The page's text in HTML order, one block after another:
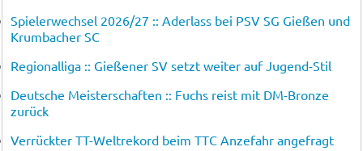
Spielerwechsel 2026/27 :: Aderlass bei PSV SG Gießen und
Krumbacher SC
Regionalliga :: Gießener SV setzt weiter auf Jugend-Stil
Deutsche Meisterschaften :: Fuchs reist mit DM-Bronze
zurück
Verrückter TT-Weltrekord beim TTC Anzefahr angefragt